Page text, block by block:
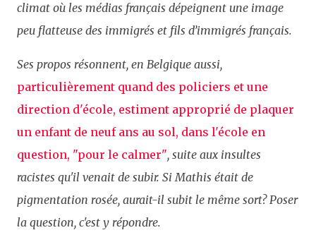
climat où les médias français dépeignent une image
peu flatteuse des immigrés et fils d’immigrés français.
Ses propos résonnent, en Belgique aussi,
particulièrement quand des policiers et une
direction d'école, estiment approprié de plaquer
un enfant de neuf ans au sol, dans l'école en
question, "pour le calmer", suite aux insultes
racistes qu'il venait de subir. Si Mathis était de
pigmentation rosée, aurait-il subit le même sort? Poser
la question, c'est y répondre.